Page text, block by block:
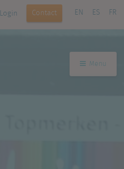
Login Contact EN ES FR
Menu